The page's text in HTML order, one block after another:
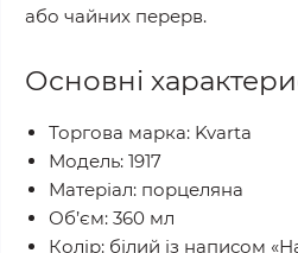
або чайних перерв.
Основні
Торгова марка: Kvarta
Модель: 1917
Матеріал: порцеляна
Об’єм: 360 мл
Колір: білий із написом